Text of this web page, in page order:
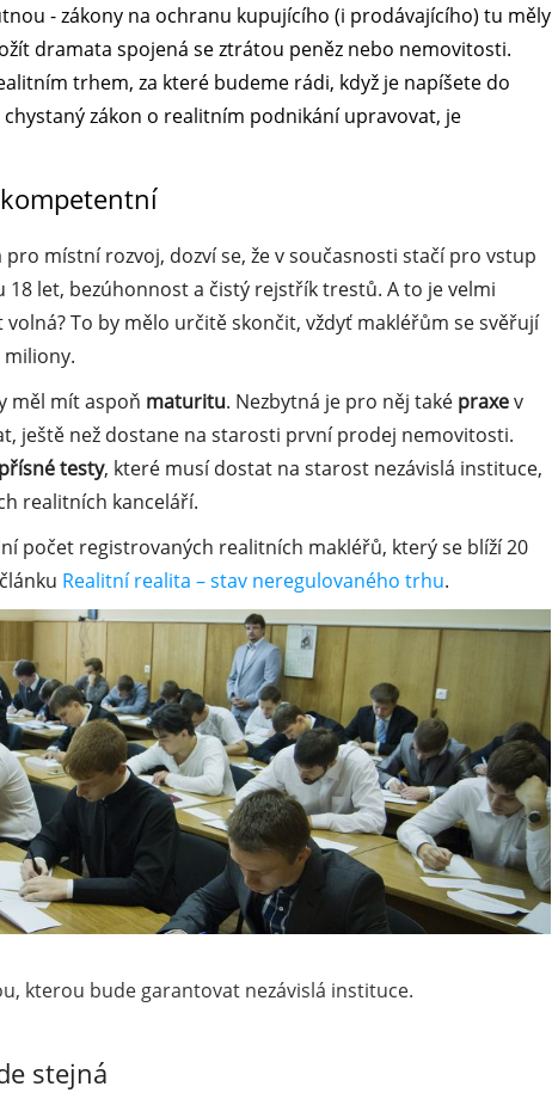
- zákony na ochranu kupujícího (i prodávajícího) tu měly
dramata spojená se ztrátou peněz nebo nemovitosti.
trhem, za které budeme rádi, když je napíšete do
zákon o realitním podnikání upravovat, je
místní rozvoj, dozví se, že v současnosti stačí pro vstup
let, bezúhonnost a čistý rejstřík trestů. A to je velmi
To by mělo určitě skončit, vždyť makléřům se svěřují
miliony.
měl mít aspoň maturitu. Nezbytná je pro něj také praxev
ještě než dostane na starosti první prodej nemovitosti.
přísné testy, které musí dostat na starost nezávislá instituce,
realitních kanceláří.
počet registrovaných realitních makléřů, který se blíží 20
Realitní realita – stav neregulovaného trhu.
kterou bude garantovat nezávislá instituce.
stejná